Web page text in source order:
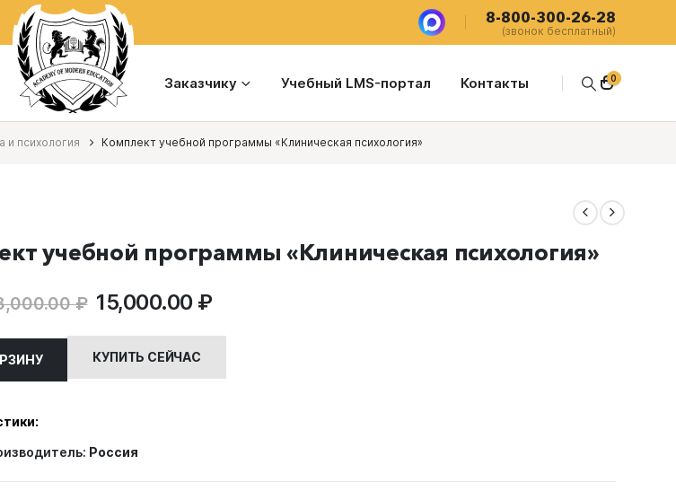
8-800-300-26-28
(звонок бесплатный)
Заказчику Учебный LMS-портал Контакты 0
и психология Комплект учебной программы «Клиническая психология»
учебной программы «Клиническая психология»
₽ Первоначальная
составляла
28,000.00 ₽.
15,000.00 ₽Текущая
15,000.00 ₽.
КУПИТЬ СЕЙЧАС
Россия